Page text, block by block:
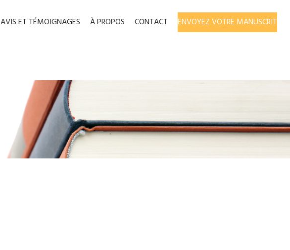
AVIS ET TÉMOIGNAGES À PROPOS CONTACT ENVOYEZ VOTRE MANUSCRIT